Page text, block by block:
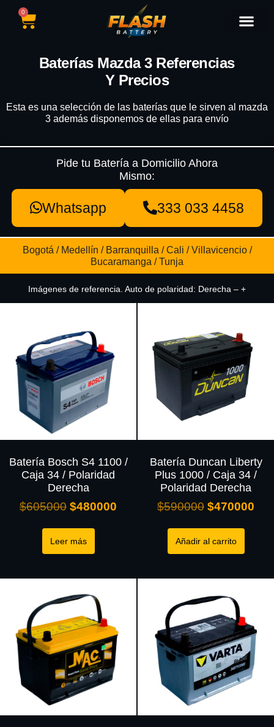
0
Baterías Mazda 3 Referencias
Y Precios
Esta es una selección de las baterías que le sirven al mazda
3 además disponemos de ellas para envío
Pide tu Batería a Domicilio Ahora
Mismo:
Whatsapp 333 033 4458
Bogotá / Medellín / Barranquilla / Cali / Villavicencio /
Bucaramanga / Tunja
Imágenes de referencia. Auto de polaridad: Derecha – +
Batería Bosch S4 1100 /
Caja 34 / Polaridad
Derecha
$605000 $480000
Leer más
Batería Duncan Liberty
Plus 1000 / Caja 34 /
Polaridad Derecha
$590000 $470000
Añadir al carrito